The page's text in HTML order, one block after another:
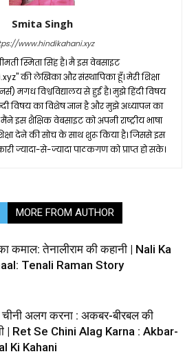
Smita Singh
www.hindikahani.xyz
स्मिता सिंह है। मै इस वेबसाइट
की लेखिका और संस्थापिका हूँ। मेरी शिक्षा
मगध विश्वविद्यालय से हुई है। मुझे हिंदी विषय
विषय का विशेष ज्ञान है और मुझे अध्यापन का
इस शैक्षिक वेबसाइट को अपनी राष्ट्रीय भाषा
देने की सोच के साथ शुरू किया है। जिससे इस
ज्यादा-से-ज्यादा पाठकगण को प्राप्त हो सके।
MORE FROM AUTHOR
कमाल: तेनालीराम की कहानी | Nali Ka
Tenali Raman Story
अलग करना : अकबर-बीरबल की
| Ret Se Chini Alag Karna : Akbar-
Ki Kahani